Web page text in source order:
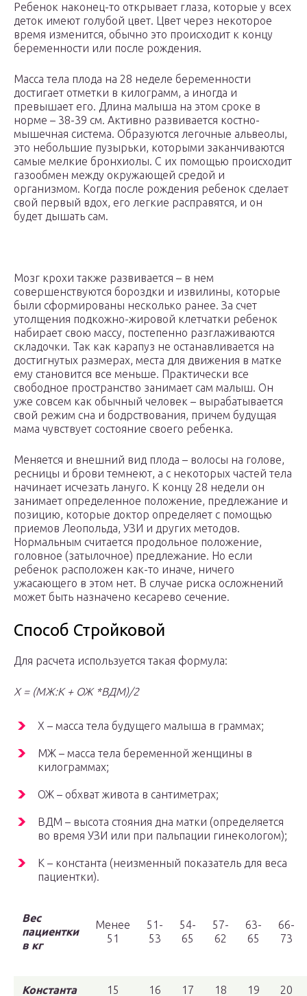
Ребенок наконец-то открывает глаза, которые у всех
деток имеют голубой цвет. Цвет через некоторое
время изменится, обычно это происходит к концу
беременности или после рождения.
Масса тела плода на 28 неделе беременности
достигает отметки в килограмм, а иногда и
превышает его. Длина малыша на этом сроке в
норме – 38-39 см. Активно развивается костно-
мышечная система. Образуются легочные альвеолы,
это небольшие пузырьки, которыми заканчиваются
самые мелкие бронхиолы. С их помощью происходит
газообмен между окружающей средой и
организмом. Когда после рождения ребенок сделает
свой первый вдох, его легкие расправятся, и он
будет дышать сам.
Мозг крохи также развивается – в нем
совершенствуются бороздки и извилины, которые
были сформированы несколько ранее. За счет
утолщения подкожно-жировой клетчатки ребенок
набирает свою массу, постепенно разглаживаются
складочки. Так как карапуз не останавливается на
достигнутых размерах, места для движения в матке
ему становится все меньше. Практически все
свободное пространство занимает сам малыш. Он
уже совсем как обычный человек – вырабатывается
свой режим сна и бодрствования, причем будущая
мама чувствует состояние своего ребенка.
Меняется и внешний вид плода – волосы на голове,
ресницы и брови темнеют, а с некоторых частей тела
начинает исчезать лануго. К концу 28 недели он
занимает определенное положение, предлежание и
позицию, которые доктор определяет с помощью
приемов Леопольда, УЗИ и других методов.
Нормальным считается продольное положение,
головное (затылочное) предлежание. Но если
ребенок расположен как-то иначе, ничего
ужасающего в этом нет. В случае риска осложнений
может быть назначено кесарево сечение.
Способ Стройковой
Для расчета используется такая формула:
Х = (МЖ:K + ОЖ *ВДМ)/2
Х – масса тела будущего малыша в граммах;
МЖ – масса тела беременной женщины в
килограммах;
ОЖ – обхват живота в сантиметрах;
ВДМ – высота стояния дна матки (определяется
во время УЗИ или при пальпации гинекологом);
К – константа (неизменный показатель для веса
пациентки).
Вес
пациентки
в кг
Менее
51
51-
53
54-
65
57-
62
63-
65
66-
73
Константа 15 16 17 18 19 20